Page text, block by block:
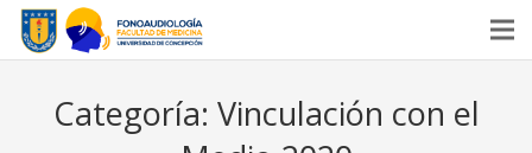
Quienes Somos
Categoría: Vinculación con el